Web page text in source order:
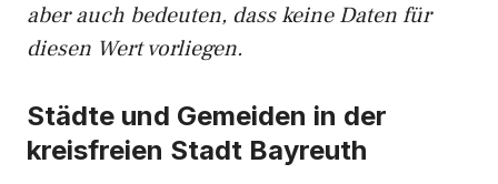
aber auch bedeuten, dass keine Daten für
diesen Wert vorliegen.
Städte und Gemeiden in der
kreisfreien Stadt Bayreuth